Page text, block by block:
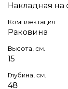
Накладная на
Комплектация
Раковина
Высота, см.
15
Глубина, см.
48